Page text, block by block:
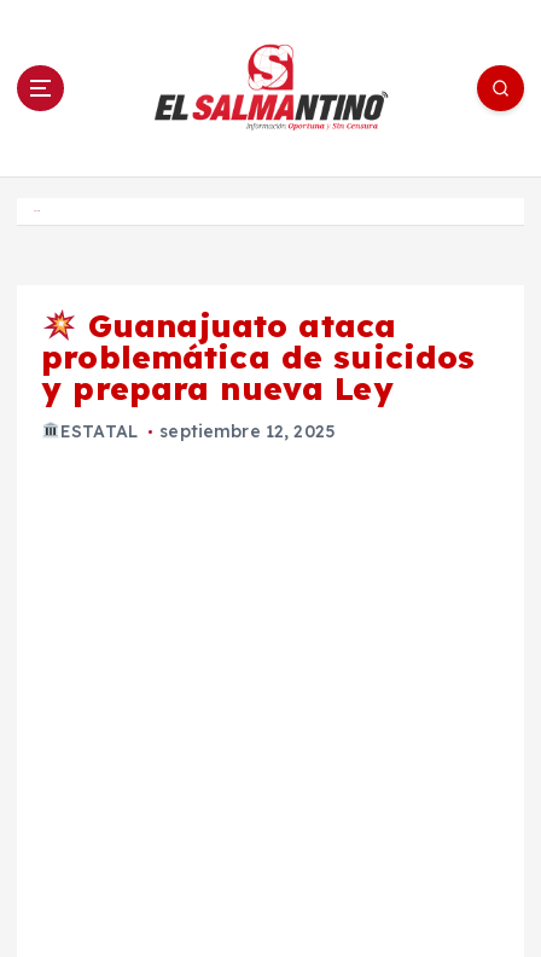
n El Salmantino - medios/noticias/editorial
Guanajuato ataca
problemática de suicidos
y prepara nueva Ley
ESTATAL septiembre 12, 2025